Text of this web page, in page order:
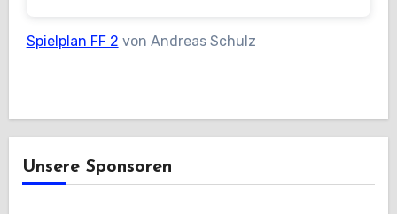
Spielplan FF 2 von Andreas Schulz
Unsere Sponsoren